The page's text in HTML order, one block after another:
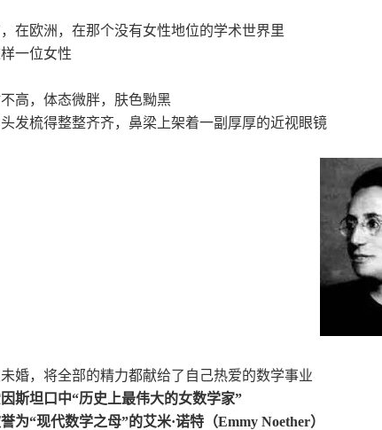
欧洲，在那个没有女性地位的学术世界里
一位女性
，体态微胖，肤色黝黑
梳得整整齐齐，鼻梁上架着一副厚厚的近视眼镜
，将全部的精力都献给了自己热爱的数学事业
斯坦口中“历史上最伟大的女数学家”
为“现代数学之母”的艾米·诺特（Emmy Noether）